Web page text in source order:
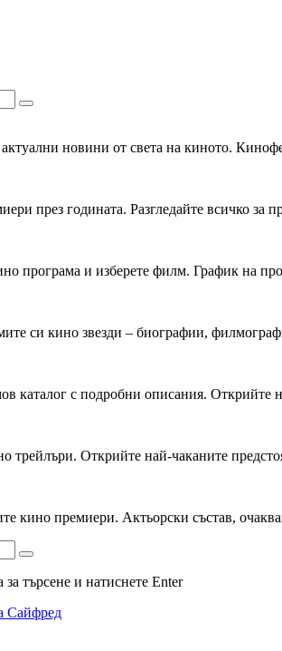
новини от света на киното.
през годината. Разгледайте всичко за
програма и изберете филм. График на
си кино звезди – биографии,
каталог с подробни описания. Открийте
трейлъри. Открийте най-чаканите
кино премиери. Актьорски състав,
търсене и натиснете Enter
Сайфред